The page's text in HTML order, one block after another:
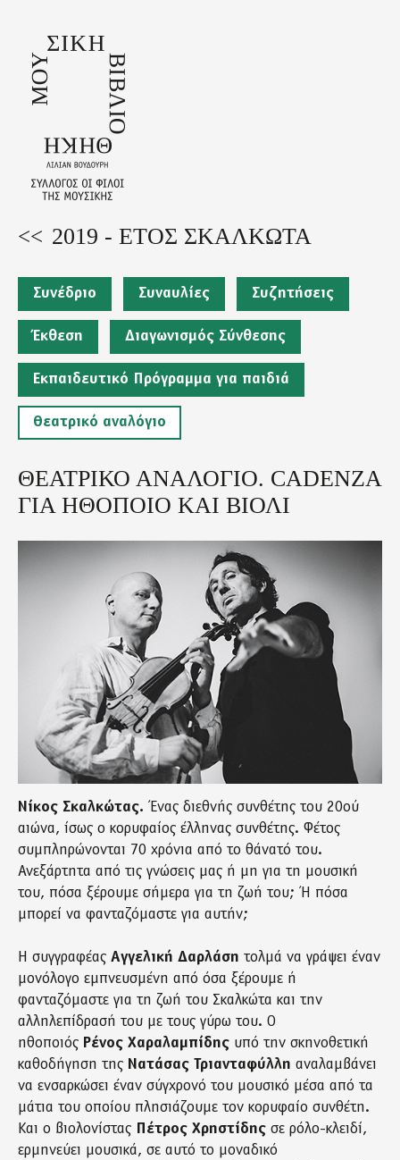
main
content
Back
top
2019 - ΕΤΟΣ ΣΚΑΛΚΩΤΑ
Συνέδριο Συναυλίες Συζητήσεις
Έκθεση Διαγωνισμός Σύνθεσης
Εκπαιδευτικό Πρόγραμμα για παιδιά
Θεατρικό αναλόγιο
ΘΕΑΤΡΙΚΟ ΑΝΑΛΟΓΙΟ. CADENZA
ΓΙΑ ΗΘΟΠΟΙΟ ΚΑΙ ΒΙΟΛΙ
Νίκος Σκαλκώτας. Ένας διεθνής συνθέτης του 20ού
αιώνα, ίσως ο κορυφαίος έλληνας συνθέτης. Φέτος
συμπληρώνονται 70 χρόνια από το θάνατό του.
Ανεξάρτητα από τις γνώσεις μας ή μη για τη μουσική
του, πόσα ξέρουμε σήμερα για τη ζωή του; Ή πόσα
μπορεί να φανταζόμαστε για αυτήν;
Η συγγραφέας Αγγελική Δαρλάση τολμά να γράψει έναν
μονόλογο εμπνευσμένη από όσα ξέρουμε ή
φανταζόμαστε για τη ζωή του Σκαλκώτα και την
αλληλεπίδρασή του με τους γύρω του. Ο
ηθοποιός Ρένος Χαραλαμπίδης υπό την σκηνοθετική
καθοδήγηση της Νατάσας Τριανταφύλλη αναλαμβάνει
να ενσαρκώσει έναν σύγχρονό του μουσικό μέσα από τα
μάτια του οποίου πλησιάζουμε τον κορυφαίο συνθέτη.
Και ο βιολονίστας Πέτρος Χρηστίδης σε ρόλο-κλειδί,
ερμηνεύει μουσικά, σε αυτό το μοναδικό